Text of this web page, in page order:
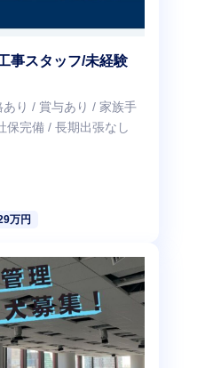
事スタッフ/未経験
り / 賞与あり / 家族手
保完備 / 長期出張なし
万円